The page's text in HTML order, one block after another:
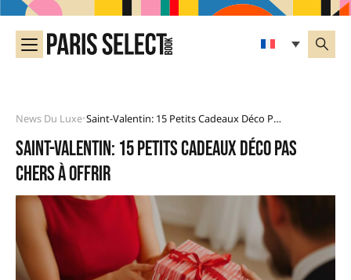
News Du Luxe• Saint-Valentin: 15 Petits Cadeaux Déco Pas Chers À Offrir
Saint-Valentin: 15 petits cadeaux déco pas
chers à offrir